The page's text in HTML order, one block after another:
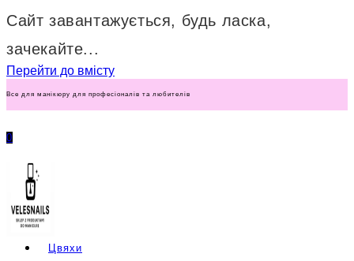
Сайт завантажується, будь ласка,
зачекайте...
Перейти до вмісту
Все для манікюру для професіоналів та любителів
0
Цвяхи